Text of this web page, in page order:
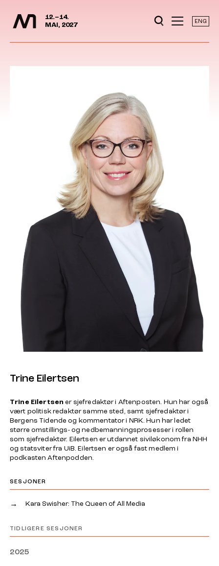
Hopp til hovedinnhold
12.–14.
MAI, 2027
ENG
Trine Eilertsen
Trine Eilertsen er sjefredaktør i Aftenposten. Hun har også
vært politisk redaktør samme sted, samt sjefredaktør i
Bergens Tidende og kommentator i NRK. Hun har ledet
større omstillings- og nedbemanningsprosesser i rollen
som sjefredaktør. Eilertsen er utdannet siviløkonom fra NHH
og statsviter fra UiB. Eilertsen er også fast medlem i
podkasten Aftenpodden.
SESJONER
→ Kara Swisher: The Queen of All Media
TIDLIGERE SESJONER
2025